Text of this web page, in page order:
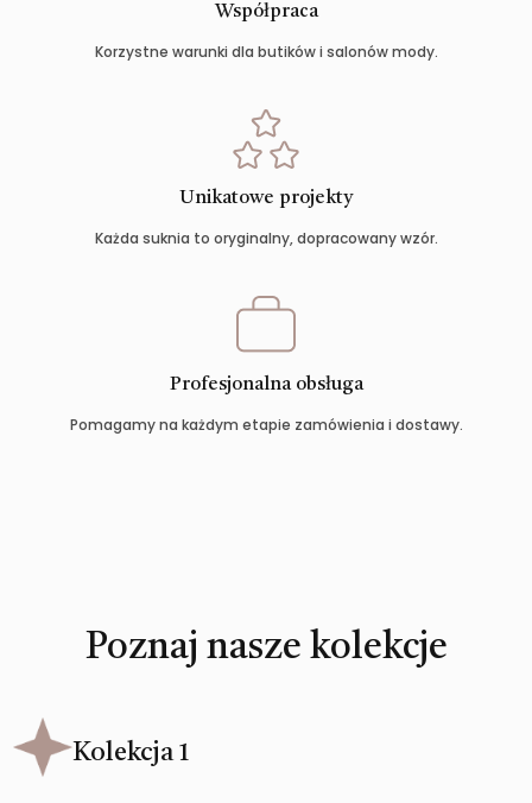
Współpraca
Korzystne warunki dla butików i salonów mody.
Unikatowe projekty
Każda suknia to oryginalny, dopracowany wzór.
Profesjonalna obsługa
Pomagamy na każdym etapie zamówienia i dostawy.
Poznaj nasze kolekcje
Kolekcja 1